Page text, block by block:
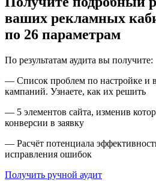
ваших рекламных
по 26 параметрам
По результатам аудита вы получите:
— Список проблем по настройке и
кампаний. Узнаете, как их решить
— 5 элементов сайта, изменив
конверсии в заявку
— Расчёт потенциала
исправления ошибок
Получить ручной аудит